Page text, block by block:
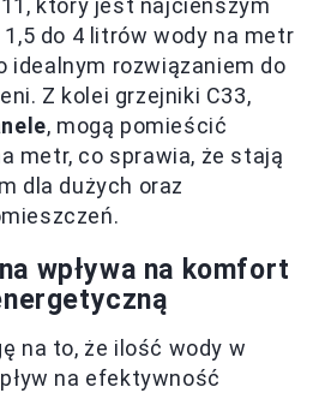
który jest najcieńszym
do 4 litrów wody na metr
idealnym rozwiązaniem do
Z kolei grzejniki C33,
, mogą pomieścić
metr, co sprawia, że stają
dla dużych oraz
wpływa na komfort
na to, że ilość wody w
na efektywność